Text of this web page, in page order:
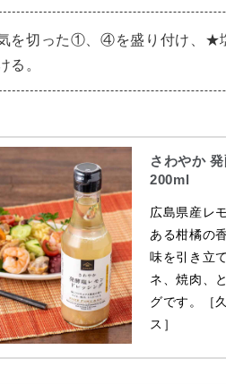
を切った①、④を盛り付け、★
る。
さわやか
200ml
広島県産レ
ある柑橘の
味を引き立
ネ、焼肉、
グです。［
ス］